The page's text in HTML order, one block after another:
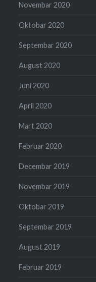
Novembar 2020
Oktobar 2020
Septembar 2020
August 2020
Juni 2020
April 2020
Mart 2020
Februar 2020
Decembar 2019
Novembar 2019
Oktobar 2019
Septembar 2019
August 2019
Februar 2019